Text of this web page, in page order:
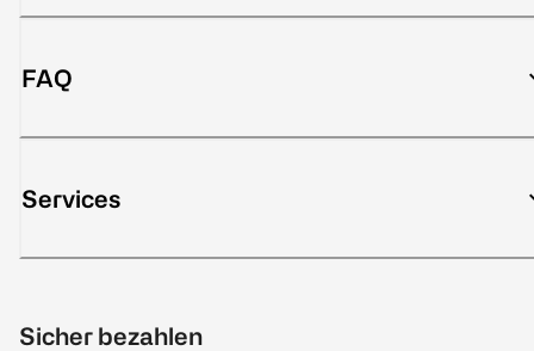
FAQ
Services
Sicher bezahlen